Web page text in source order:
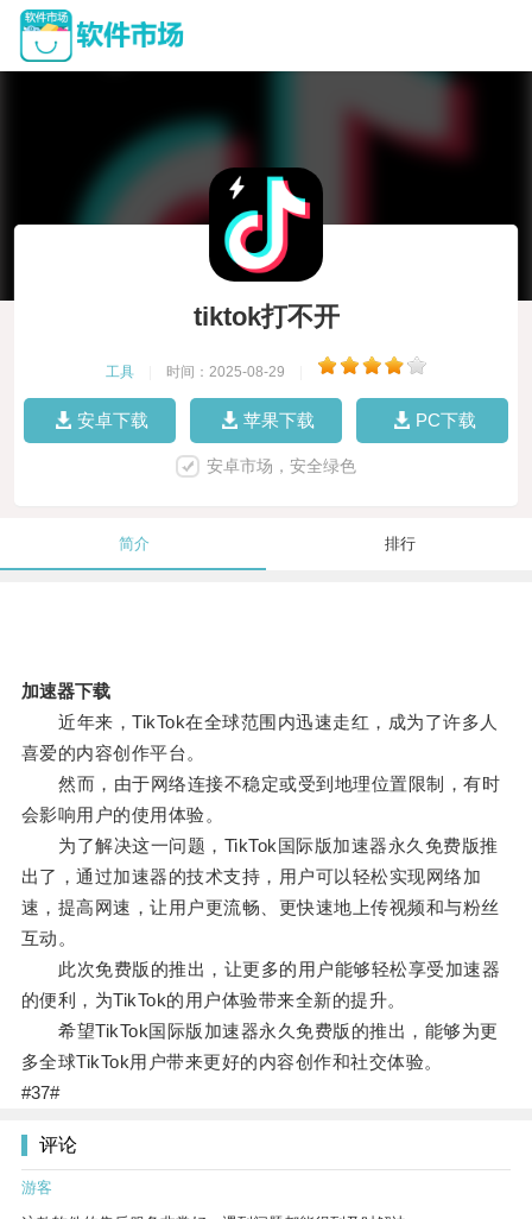
tiktok打不开
工具 时间：2025-08-29
安卓下载 苹果下载 PC下载
安卓市场，安全绿色
简介 排行
加速器下载
近年来，TikTok在全球范围内迅速走红，成为了许多人
喜爱的内容创作平台。
然而，由于网络连接不稳定或受到地理位置限制，有时
会影响用户的使用体验。
为了解决这一问题，TikTok国际版加速器永久免费版推
出了，通过加速器的技术支持，用户可以轻松实现网络加
速，提高网速，让用户更流畅、更快速地上传视频和与粉丝
互动。
此次免费版的推出，让更多的用户能够轻松享受加速器
的便利，为TikTok的用户体验带来全新的提升。
希望TikTok国际版加速器永久免费版的推出，能够为更
多全球TikTok用户带来更好的内容创作和社交体验。
#37#
评论
游客